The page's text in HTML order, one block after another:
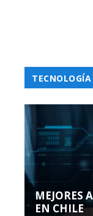
TECNOLOGÍA
MEJORES
EN CHILE